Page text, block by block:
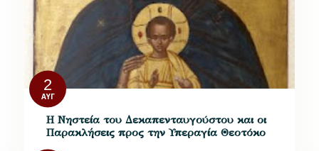
2
ΑΥΓ
Η Νηστεία του Δεκαπενταυγούστου και οι
Παρακλήσεις προς την Υπεραγία Θεοτόκο